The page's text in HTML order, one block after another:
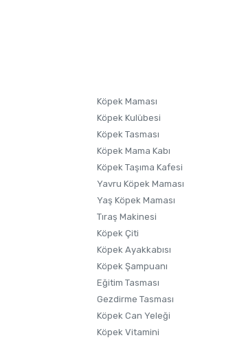
Köpek Maması
Köpek Kulübesi
Köpek Tasması
Köpek Mama Kabı
Köpek Taşıma Kafesi
Yavru Köpek Maması
Yaş Köpek Maması
Tıraş Makinesi
Köpek Çiti
Köpek Ayakkabısı
Köpek Şampuanı
Eğitim Tasması
Gezdirme Tasması
Köpek Can Yeleği
Köpek Vitamini